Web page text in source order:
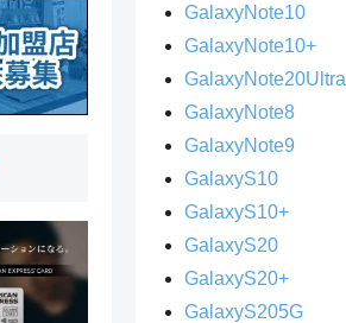
GalaxyNote10
GalaxyNote10+
GalaxyNote20Ultra
GalaxyNote8
GalaxyNote9
GalaxyS10
GalaxyS10+
GalaxyS20
GalaxyS20+
GalaxyS205G